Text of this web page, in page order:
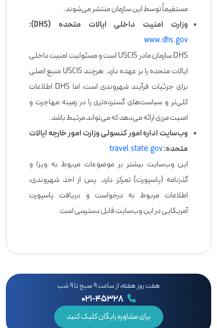
مستقیماً توسط این سازمان منتشر می‌شوند.
وزارت امنیت داخلی ایالات متحده (DHS):
www.dhs.gov
DHS سازمان مادر USCIS است و مسئولیت امنیت داخلی
ایالات متحده را بر عهده دارد. هرچند USCIS منبع اصلی
برای جزئیات فرآیند شهروندی است، اما DHS اطلاعات
کلی‌تر و سیاست‌های گسترده‌تری را در زمینه مهاجرت و
امنیت مرزی ارائه می‌دهد که می‌تواند مرتبط باشد.
وب‌سایت اداره امور کنسولی وزارت امور خارجه ایالات
متحده:travel.state.gov
این وب‌سایت بیشتر بر موضوعات مربوط به ویزا و
گذرنامه (پاسپورت) تمرکز دارد. پس از اخذ شهروندی،
اطلاعات مربوط به درخواست و دریافت پاسپورت
آمریکایی در این وب‌سایت قابل دسترسی است.
هفت روز هفته، از ساعت ۹ صبح تا ۹ شب
۰۲۱-۴۵۳۲۸
برای مشاوره رایگان کلیک کنید